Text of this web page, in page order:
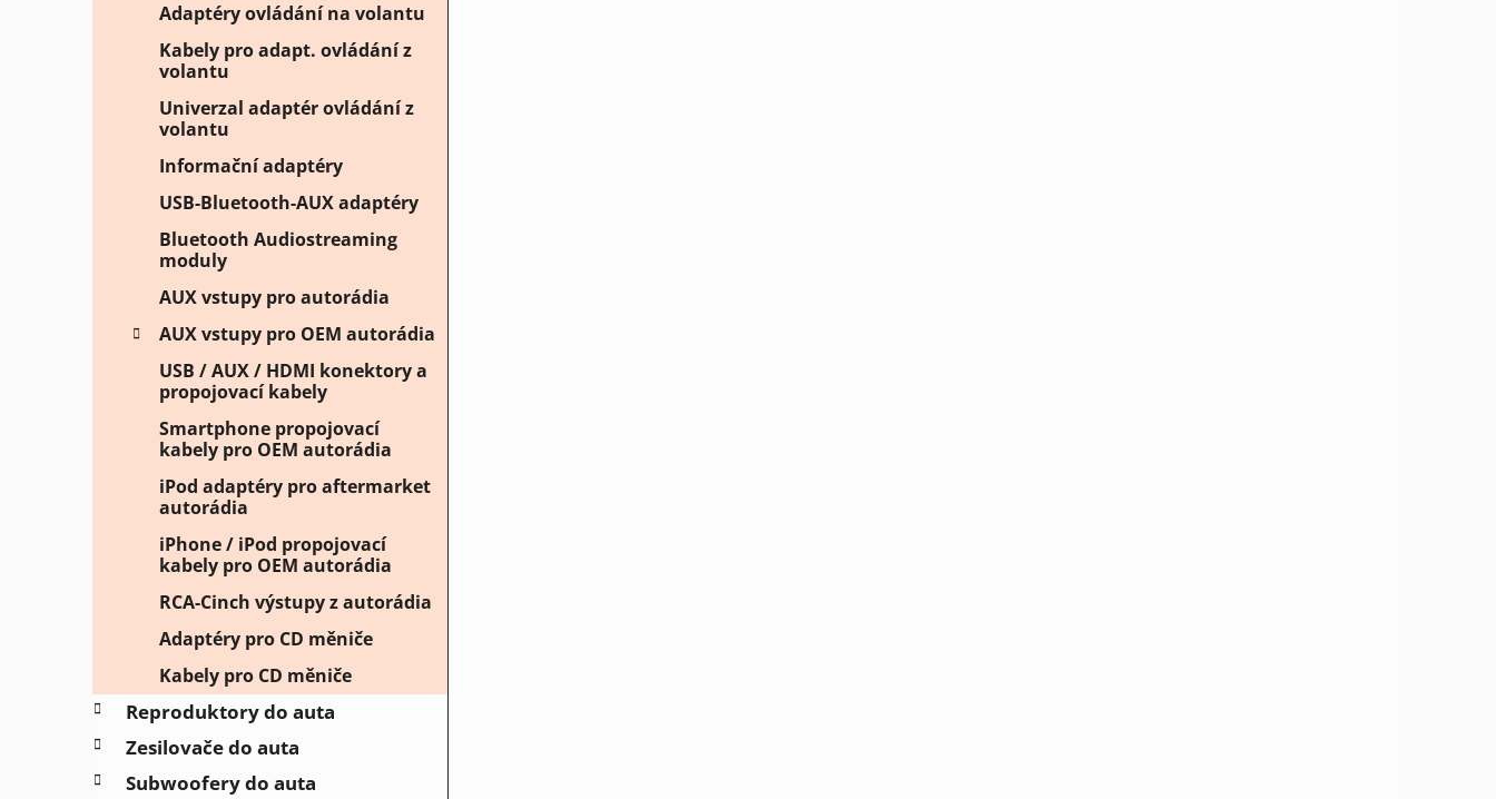
Adaptéry ovládání na volantu
Kabely pro adapt. ovládání z
volantu
Univerzal adaptér ovládání z
volantu
Informační adaptéry
USB-Bluetooth-AUX adaptéry
Bluetooth Audiostreaming
moduly
AUX vstupy pro autorádia
AUX vstupy pro OEM autorádia
USB / AUX / HDMI konektory a
propojovací kabely
Smartphone propojovací
kabely pro OEM autorádia
iPod adaptéry pro aftermarket
autorádia
iPhone / iPod propojovací
kabely pro OEM autorádia
RCA-Cinch výstupy z autorádia
Adaptéry pro CD měniče
Kabely pro CD měniče
Reproduktory do auta
Zesilovače do auta
Subwoofery do auta